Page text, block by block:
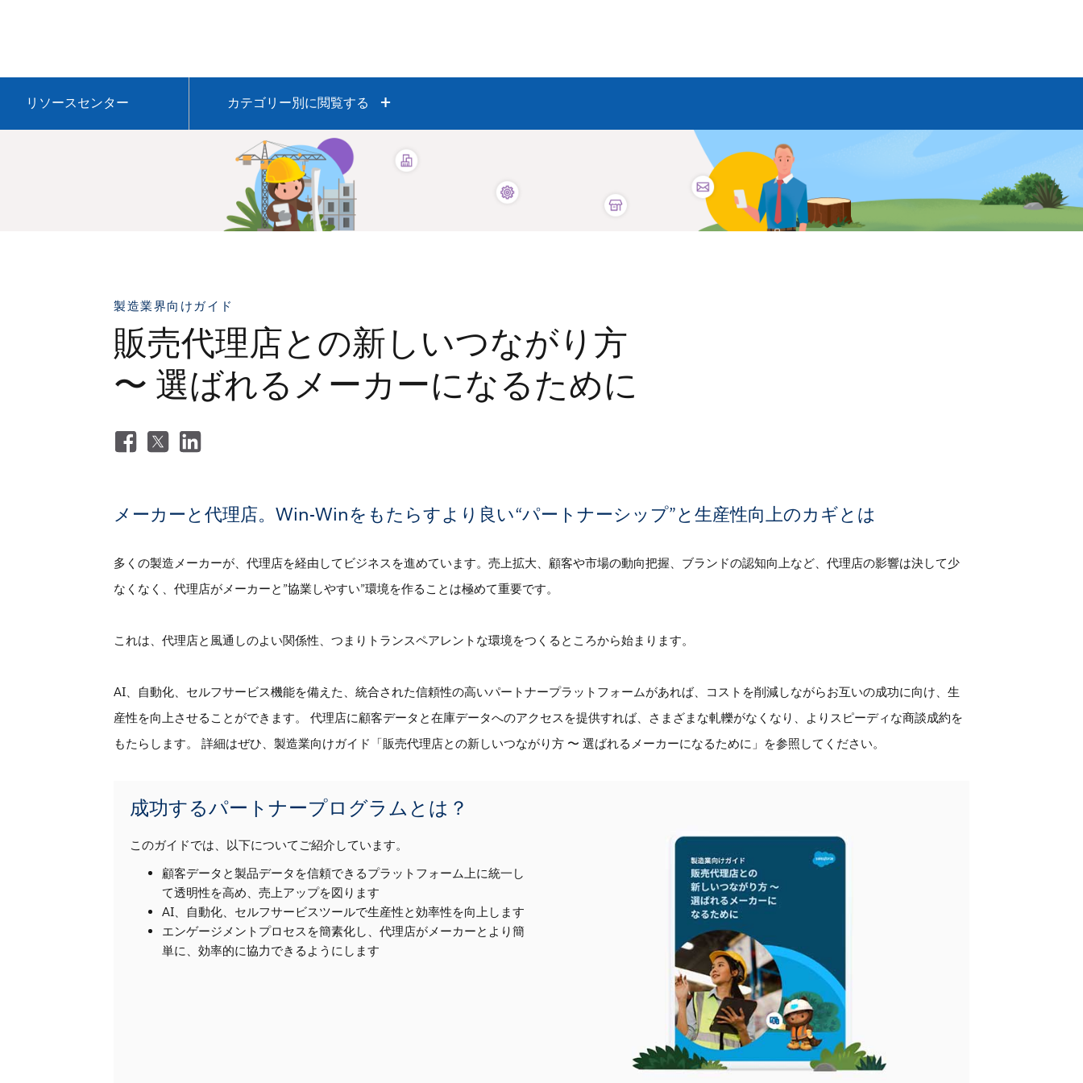
リソースセンター カテゴリー別に閲覧する
製造業界向けガイド
販売代理店との新しいつながり方
〜 選ばれるメーカーになるために
メーカーと代理店。Win-Winをもたらすより良い“パートナーシップ”と生産性向上のカギとは
多くの製造メーカーが、代理店を経由してビジネスを進めています。売上拡大、顧客や市場の動向把握、ブランドの認知向上など、代理店の影響は決して少
なくなく、代理店がメーカーと”協業しやすい”環境を作ることは極めて重要です。
これは、代理店と風通しのよい関係性、つまりトランスペアレントな環境をつくるところから始まります。
AI、自動化、セルフサービス機能を備えた、統合された信頼性の高いパートナープラットフォームがあれば、コストを削減しながらお互いの成功に向け、生
産性を向上させることができます。 代理店に顧客データと在庫データへのアクセスを提供すれば、さまざまな軋轢がなくなり、よりスピーディな商談成約を
もたらします。 詳細はぜひ、製造業向けガイド「販売代理店との新しいつながり方 〜 選ばれるメーカーになるために」を参照してください。
成功するパートナープログラムとは？
このガイドでは、以下についてご紹介しています。
顧客データと製品データを信頼できるプラットフォーム上に統一し
て透明性を高め、売上アップを図ります
AI、自動化、セルフサービスツールで生産性と効率性を向上します
エンゲージメントプロセスを簡素化し、代理店がメーカーとより簡
単に、効率的に協力できるようにします